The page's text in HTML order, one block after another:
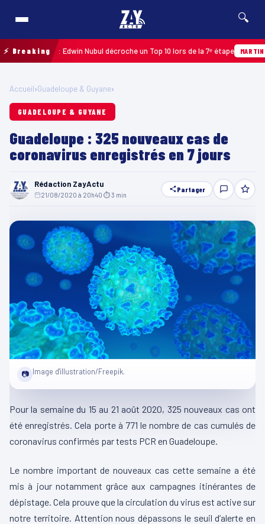
🔍
⚡ Breaking
2026 : Edwin Nubul décroche un Top 10 lors de la 7ᵉ étape MARTINIQUE
Accueil›Guadeloupe & Guyane›
GUADELOUPE & GUYANE
Guadeloupe : 325 nouveaux cas de
coronavirus enregistrés en 7 jours
Rédaction ZayActu
21/08/2020 à 20h40 ⏱ 3 min
Partager
📷 Image d'illustration/Freepik.
Pour la semaine du 15 au 21 août 2020, 325 nouveaux cas ont
été enregistrés. Cela porte à 771 le nombre de cas cumulés de
coronavirus confirmés par tests PCR en Guadeloupe.
Le nombre important de nouveaux cas cette semaine a été
mis à jour notamment grâce aux campagnes itinérantes de
dépistage. Cela prouve que la circulation du virus est active sur
notre territoire. Attention nous dépassons le seuil d’alerte en